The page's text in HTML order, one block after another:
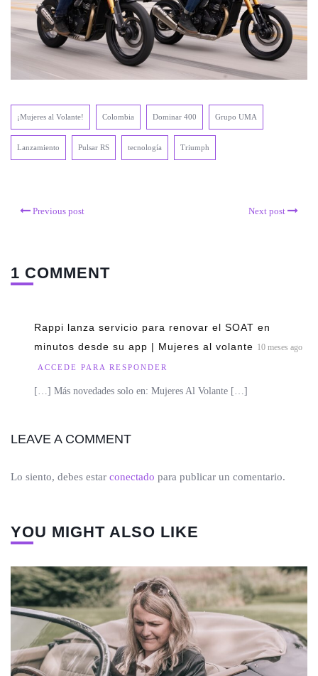
¡Mujeres al Volante! Colombia Dominar 400 Grupo UMA
Lanzamiento Pulsar RS tecnología Triumph
Previous post Next post
1 COMMENT
Rappi lanza servicio para renovar el SOAT en
minutos desde su app | Mujeres al volante 10 meses ago
ACCEDE PARA RESPONDER
[…] Más novedades solo en: Mujeres Al Volante […]
LEAVE A COMMENT
Lo siento, debes estar conectado para publicar un comentario.
YOU MIGHT ALSO LIKE